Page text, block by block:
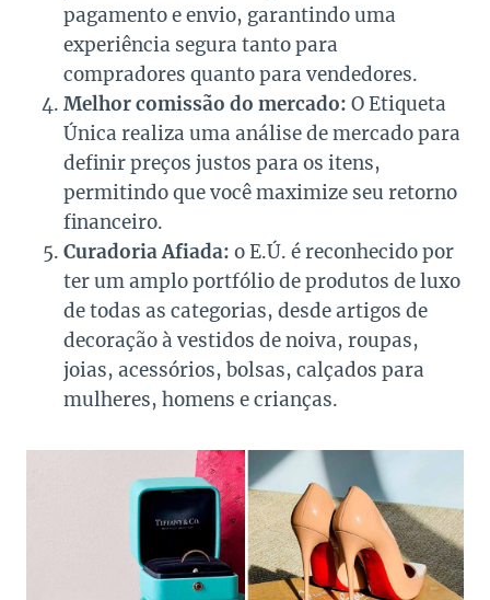
pagamento e envio, garantindo uma
experiência segura tanto para
compradores quanto para vendedores.
Melhor comissão do mercado: O Etiqueta
Única realiza uma análise de mercado para
definir preços justos para os itens,
permitindo que você maximize seu retorno
financeiro.
Curadoria Afiada: o E.Ú. é reconhecido por
ter um amplo portfólio de produtos de luxo
de todas as categorias, desde artigos de
decoração à vestidos de noiva, roupas,
joias, acessórios, bolsas, calçados para
mulheres, homens e crianças.